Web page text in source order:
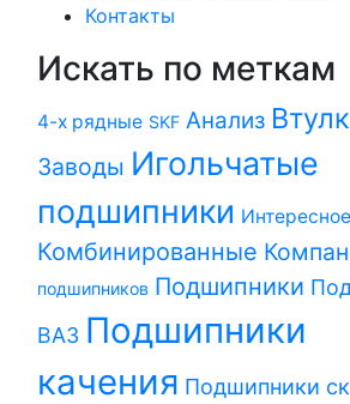
Контакты
Искать по меткам
4-х рядные SKF Анализ
Заводы Игольчатые
подшипники Интересное
Комбинированные
подшипников Подшипники
ВАЗ Подшипники
качения Подшипники